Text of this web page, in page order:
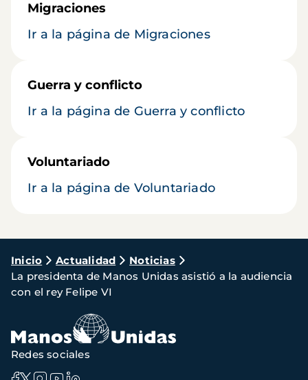
Migraciones
Ir a la página de Migraciones
Guerra y conflicto
Ir a la página de Guerra y conflicto
Voluntariado
Ir a la página de Voluntariado
Ruta
de
navegación
Inicio Actualidad
Noticias
La presidenta de Manos Unidas asistió a la audiencia
con el rey Felipe VI
Redes sociales